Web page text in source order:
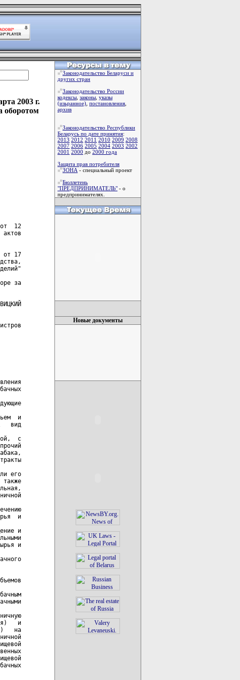
2003 г.
оборотом
от  12
актов
от 17
за
и
вид
с
его
также
и
и
и
и
на
Законодательство Беларуси и
других стран
Законодательство России
кодексы законы указы
(изьранное) постановления
архив
Законодательство Республики
Беларусь по дате принятия:
2013 2012 2011 2010 2009 2008
2007 2006 2005 2004 2003 2002
2001 2000 до 2000 года
Защита прав потребителя
ЗОНА - специальный проект
Бюллетень
"ПРЕДПРИНИМАТЕЛЬ" - о
предпринимателях.
Новые документы